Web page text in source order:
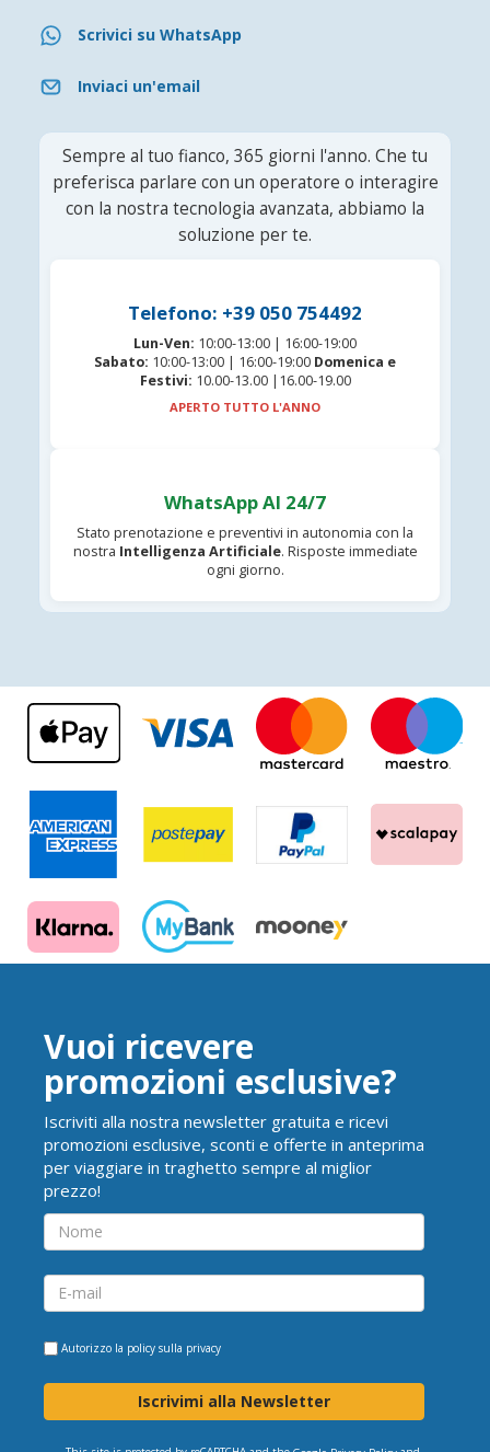
Scrivici su WhatsApp
Inviaci un'email
Sempre al tuo fianco, 365 giorni l'anno. Che tu
preferisca parlare con un operatore o interagire
con la nostra tecnologia avanzata, abbiamo la
soluzione per te.
Telefono: +39 050 754492
Lun-Ven: 10:00-13:00 | 16:00-19:00
Sabato: 10:00-13:00 | 16:00-19:00 Domenica e
Festivi: 10.00-13.00 |16.00-19.00
APERTO TUTTO L'ANNO
WhatsApp AI 24/7
Stato prenotazione e preventivi in autonomia con la
nostra Intelligenza Artificiale. Risposte immediate
ogni giorno.
Vuoi ricevere
promozioni esclusive?
Iscriviti alla nostra newsletter gratuita e ricevi
promozioni esclusive, sconti e offerte in anteprima
per viaggiare in traghetto sempre al miglior
prezzo!
Autorizzo la policy sulla privacy
Iscrivimi alla Newsletter